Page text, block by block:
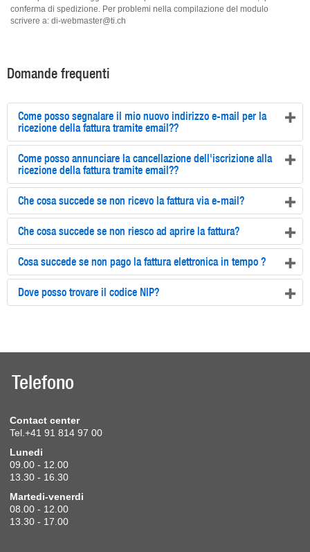
conferma di spedizione. Per problemi nella compilazione del modulo
scrivere a: di-webmaster@ti.ch
Domande frequenti
Come posso segnalare il mio nuovo indirizzo e-mail per la
ricezione della fattura tramite email??
Come posso annunciare la cancellazione dell'iscrizione alla
ricezione della fattura tramite email??
Che cosa succede se non ricevo la fattura via e-mail?
Che cosa succede se non riesco ad aprire la fattura?
Cosa succede se non pago la fattura elettronica in tempo ?
Dove posso trovare il codice NIP?
Telefono
Contact center
Tel.+41 91 814 97 00
Lunedi
09.00 - 12.00
13.30 - 16.30
Martedi-venerdi
08.00 - 12.00
13.30 - 17.00